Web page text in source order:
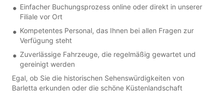
Einfacher Buchungsprozess online oder direkt in unserer
Filiale vor Ort
Kompetentes Personal, das Ihnen bei allen Fragen zur
Verfügung steht
Zuverlässige Fahrzeuge, die regelmäßig gewartet und
gereinigt werden
Egal, ob Sie die historischen Sehenswürdigkeiten von
Barletta erkunden oder die schöne Küstenlandschaft